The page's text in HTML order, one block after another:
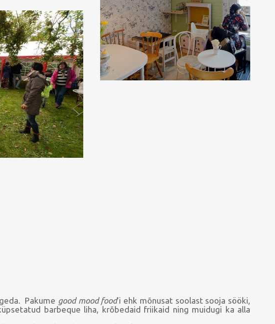
Pakume good mood food'i ehk mõnusat soolast sooja sööki,
barbeque liha, krõbedaid friikaid ning muidugi ka alla